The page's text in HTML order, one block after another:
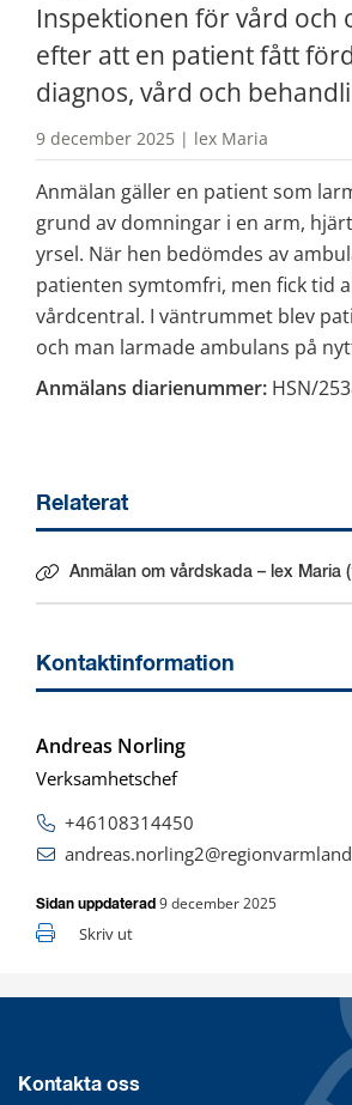
Inspektionen för vård och
efter att en patient fått
diagnos, vård och
9 december 2025 | lex Maria
Anmälan gäller en patient som
grund av domningar i en arm,
yrsel. När hen bedömdes av
patienten symtomfri, men fick tid
vårdcentral. I väntrummet blev
och man larmade ambulans på
Anmälans diarienummer: HSN/
Relaterat
Anmälan om vårdskada – lex Maria
Länk till annan webbplats.
Kontaktinformation
Andreas Norling
Verksamhetschef
+46108314450
Sidan uppdaterad 9 december 2025
Skriv ut
Kontakta oss